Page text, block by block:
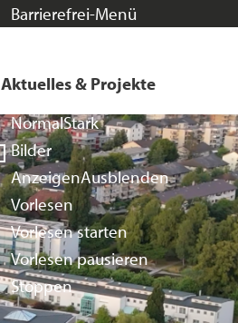
Barrierefrei-Menü
Kontrast
NormalStark
Bilder
AnzeigenAusblenden
Vorlesen
Vorlesen starten
Vorlesen pausieren
Stoppen
Aktuelles & Projekte